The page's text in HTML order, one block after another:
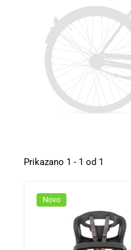
Prikazano 1 - 1 od 1
Novo